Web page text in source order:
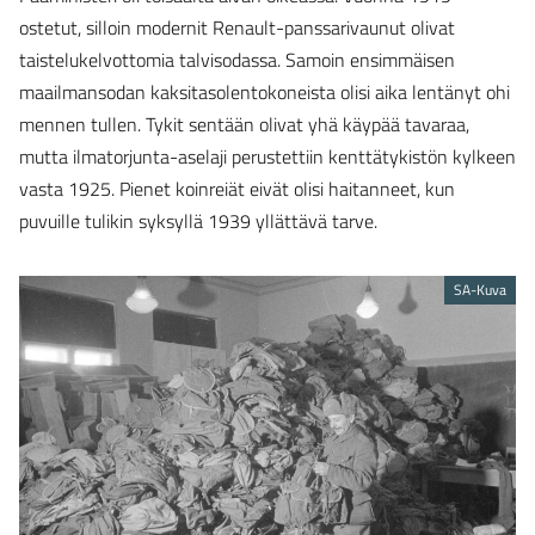
ostetut, silloin modernit Renault-panssarivaunut olivat
taistelukelvottomia talvisodassa. Samoin ensimmäisen
maailmansodan kaksitasolentokoneista olisi aika lentänyt ohi
mennen tullen. Tykit sentään olivat yhä käypää tavaraa,
mutta ilmatorjunta-aselaji perustettiin kenttätykistön kylkeen
vasta 1925. Pienet koinreiät eivät olisi haitanneet, kun
puvuille tulikin syksyllä 1939 yllättävä tarve.
SA-Kuva